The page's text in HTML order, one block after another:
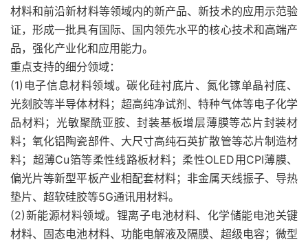
材料和前沿新材料等领域内的新产品、新技术的应用示范验
证，形成一批具有国际、国内领先水平的核心技术和高端产
品，强化产业化和应用能力。
重点支持的细分领域：
(1)电子信息材料领域。碳化硅衬底片、氮化镓单晶衬底、
光刻胶等半导体材料；超高纯净试剂、特种气体等电子化学
品材料；光敏聚酰亚胺、封装基板增层薄膜等芯片封装材
料；氧化铝陶瓷部件、大尺寸高纯石英扩散管等芯片制造材
料；超薄Cu箔等柔性线路板材料；柔性OLED用CPI薄膜、
偏光片等新型平板产业相配套材料；非金属天线振子、导热
垫片、超软硅胶等5G通讯用材料。
(2)新能源材料领域。锂离子电池材料、化学储能电池关键
材料、固态电池材料、功能电解液及隔膜、超级电容；微型